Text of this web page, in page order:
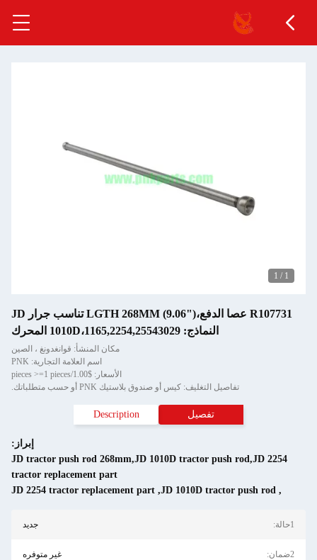
1
/
1
R107731 عصا الدفع،LGTH 268MM (9.06") تناسب جرار JD
النماذج: 1010D،1165,2254,25543029 المحرك
مكان المنشأ: قوانغدونغ ، الصين
اسم العلامة التجارية: PNK
الأسعار: $1.00/pieces >=1 pieces
تفاصيل التغليف: كيس أو صندوق بلاستيك PNK أو حسب متطلباتك.
تفصيل Description
إبراز:
JD tractor push rod 268mm,JD 1010D tractor push rod,JD 2254
tractor replacement part
,
JD 1010D tractor push rod
,
JD 2254 tractor replacement part
1حالة: جديد
2ضمان: غير متوفره